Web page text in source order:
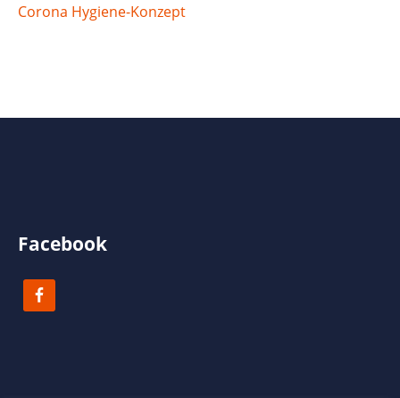
Corona Hygiene-Konzept
Facebook